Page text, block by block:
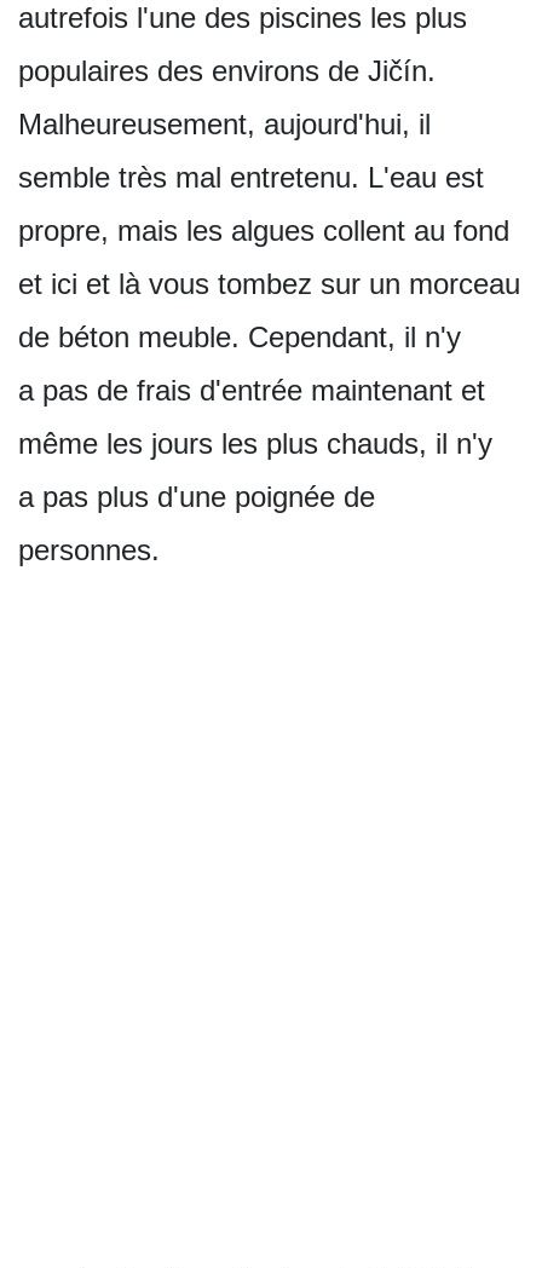
autrefois l'une des piscines les plus
populaires des environs de Jičín.
Malheureusement, aujourd'hui, il
semble très mal entretenu. L'eau est
propre, mais les algues collent au fond
et ici et là vous tombez sur un morceau
de béton meuble. Cependant, il n'y
a pas de frais d'entrée maintenant et
même les jours les plus chauds, il n'y
a pas plus d'une poignée de
personnes.